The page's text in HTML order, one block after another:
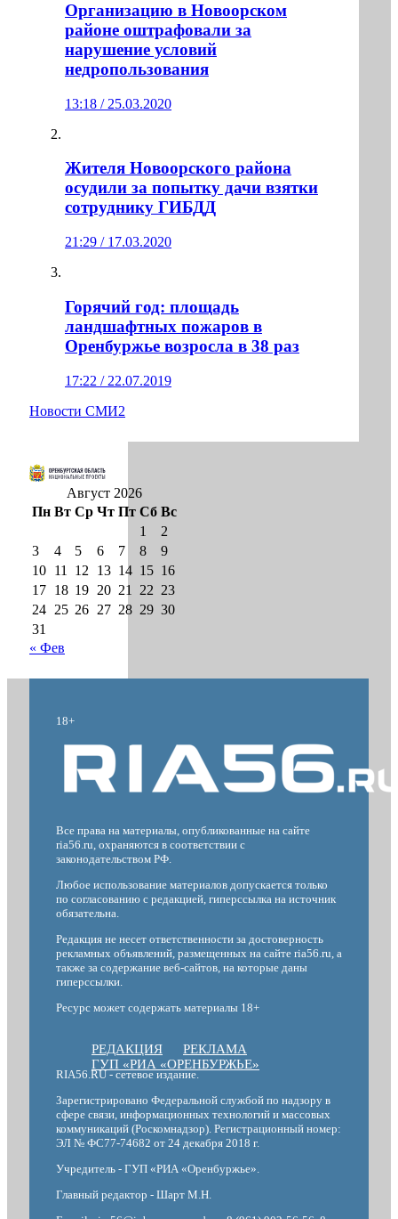
Организацию в Новоорском
районе оштрафовали за
нарушение условий
недропользования
13:18 / 25.03.2020
Жителя Новоорского района
осудили за попытку дачи взятки
сотруднику ГИБДД
21:29 / 17.03.2020
Горячий год: площадь
ландшафтных пожаров в
Оренбуржье возросла в 38 раз
17:22 / 22.07.2019
Новости СМИ2
Август 2026
Пн Вт Ср Чт Пт Сб Вс
1
2
3
4 5 6 7 8
9
10 11 12 13 14 15 16
17 18 19 20 21 22 23
24 25 26 27 28 29 30
31
« Фев
18+
Все права на материалы, опубликованные на сайте
ria56.ru, охраняются в соответствии с
законодательством РФ.
Любое использование материалов допускается только
по согласованию с редакцией, гиперссылка на источник
обязательна.
Редакция не несет ответственности за достоверность
рекламных объявлений, размещенных на сайте ria56.ru, а
также за содержание веб-сайтов, на которые даны
гиперссылки.
Ресурс может содержать материалы 18+
РЕДАКЦИЯ
РЕКЛАМА
ГУП «РИА «ОРЕНБУРЖЬЕ»
RIA56.RU - сетевое издание.
Зарегистрировано Федеральной службой по надзору в
сфере связи, информационных технологий и массовых
коммуникаций (Роскомнадзор). Регистрационный номер:
ЭЛ № ФС77-74682 от 24 декабря 2018 г.
Учредитель - ГУП «РИА «Оренбуржье».
Главный редактор - Шарт М.Н.